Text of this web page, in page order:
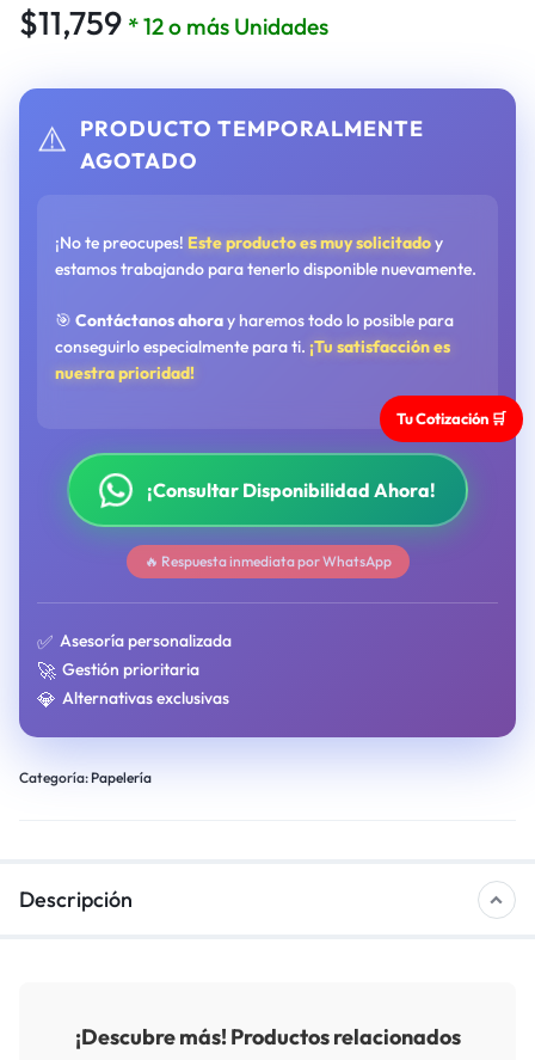
$11,759 * 12 o más Unidades
⚠️ PRODUCTO TEMPORALMENTE
AGOTADO
¡No te preocupes! Este producto es muy solicitadoy
estamos trabajando para tenerlo disponible nuevamente.
🎯 Contáctanos ahoray haremos todo lo posible para
conseguirlo especialmente para ti. ¡Tu satisfacción es
nuestra prioridad!
¡Consultar Disponibilidad Ahora!
🔥 Respuesta inmediata por WhatsApp
✅ Asesoría personalizada
🚀 Gestión prioritaria
💎 Alternativas exclusivas
Categoría: Papelería
Descripción
¡Descubre más! Productos relacionados
Tu Cotización 🛒